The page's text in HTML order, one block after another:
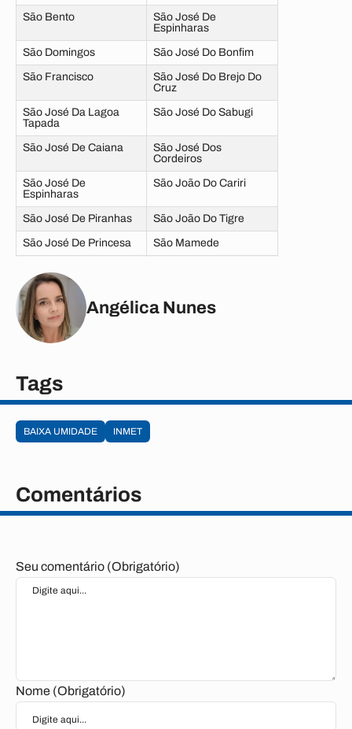
São Bento
São José De
Espinharas
São Domingos São José Do Bonfim
São Francisco
São José Do Brejo Do
Cruz
São José Da Lagoa
Tapada
São José Do Sabugi
São José De Caiana
São José Dos
Cordeiros
São José De
Espinharas
São João Do Cariri
São José De Piranhas São João Do Tigre
São José De Princesa São Mamede
Cruz
São João Do Rio Do
Peixe
São Vicente Do Seridó
Tavares
Uiraúna
Vista Serrana
Angélica Nunes
Tags
BAIXA UMIDADE INMET
Comentários
Seu comentário (Obrigatório)
Nome (Obrigatório)